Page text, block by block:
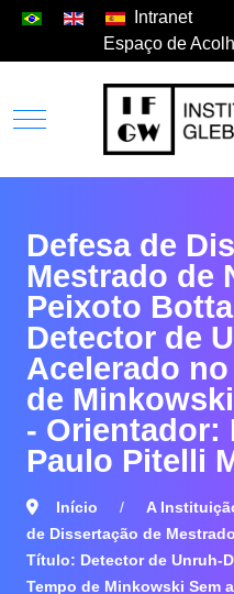
Intranet
Espaço de
Defesa de
Mestrado de
Peixoto
Detector de
Acelerado
de
- Orientador:
Paulo Pitelli
Início A
de Dissertação de
Título: Detector de Unruh-
Tempo de Minkowski Sem